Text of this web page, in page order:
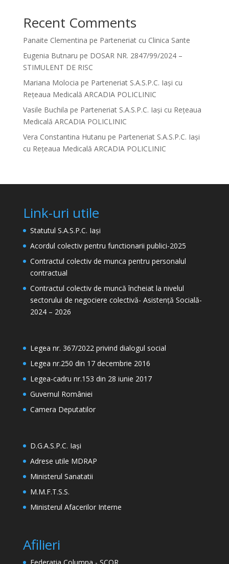
Recent Comments
Panaite Clementina pe Parteneriat cu Clinica Sante
Eugenia Butnaru pe DOSAR NR. 2847/99/2024 –
STIMULENT DE RISC
Mariana Molocia pe Parteneriat S.A.S.P.C. Iași cu
Rețeaua Medicală ARCADIA POLICLINIC
Vasile Buchila pe Parteneriat S.A.S.P.C. Iași cu Rețeaua
Medicală ARCADIA POLICLINIC
Vera Constantina Hutanu pe Parteneriat S.A.S.P.C. Iași
cu Rețeaua Medicală ARCADIA POLICLINIC
Link-uri utile
Statutul S.A.S.P.C. Iași
Acordul colectiv pentru functionarii publici-2025
Contractul colectiv de munca pentru personalul
contractual
Contractul colectiv de muncă încheiat la nivelul
sectorului de negociere colectivă- Asistență Socială-
2024 – 2026
Legea nr. 367/2022 privind dialogul social
Legea nr.250 din 17 decembrie 2016
Legea-cadru nr.153 din 28 iunie 2017
Guvernul României
Camera Deputatilor
D.G.A.S.P.C. Iași
Adrese utile MDRAP
Ministerul Sanatatii
M.M.F.T.S.S.
Ministerul Afacerilor Interne
Afilieri
Federația Columna - SCOR